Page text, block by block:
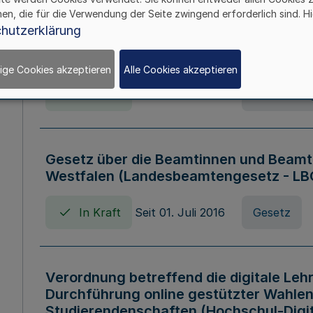
Verordnung über die
Nordrhein-Westfalen
Gesetz über die Beamtinnen und
Westfalen (Landesbeamtengesetz -
In Kraft Seit 01. Juli 2016 Gesetz
Verordnung betreffend die digitale
Durchführung online gestützter
die für die Verwendung der Seite zwingend erforderlich sind.
Cookies akzeptieren Alle Cookies akzeptieren